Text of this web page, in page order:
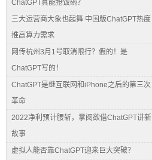
ChatGPT真能抢饭碗？
三大运营商大象也起舞 中国版ChatGPT热度
推高算力需求
网传杭州3月1号取消限行？假的！是
ChatGPT写的！
ChatGPT是继互联网和iPhone之后的第三次
革命
2022净利预计腰斩，掌阅欲借ChatGPT讲新
故事
虚拟人能否靠ChatGPT迎来巨大突破？